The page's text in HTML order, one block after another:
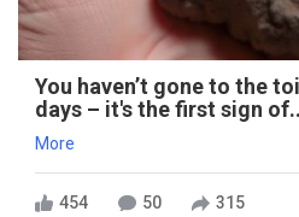
You haven’t gone to the
days – it's the first sign
More
454 50 315